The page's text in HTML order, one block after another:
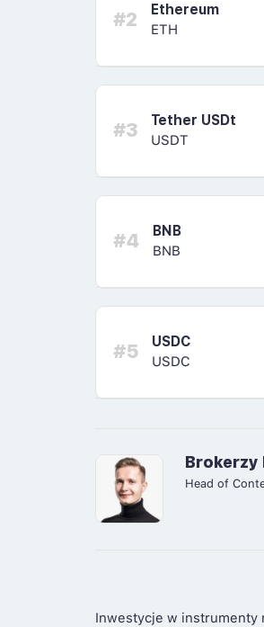
#2
Ethereum
ETH
#3
Tether USDt
USDT
#4
BNB
BNB
#5
USDC
USDC
Brokerzy
Head of
Inwestycje w instrumenty